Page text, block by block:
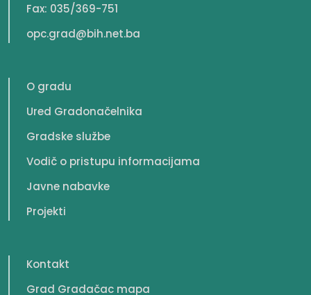
Fax: 035/369-751
opc.grad@bih.net.ba
O gradu
Ured Gradonačelnika
Gradske službe
Vodič o pristupu informacijama
Javne nabavke
Projekti
Kontakt
Grad Gradačac mapa